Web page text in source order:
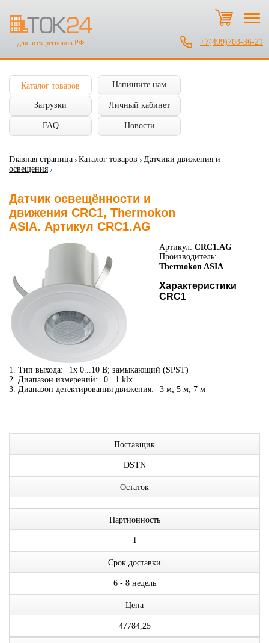
для всех регионов РФ +7(499)703-36-21
Каталог товаров Напишите нам
Загрузки Личный кабинет
FAQ Новости
Главная страница Каталог товаров
Датчики движения и
освещения
Датчик освещённости и
движения CRC1, Thermokon
ASIA. Артикул CRC1.AG
Артикул: CRC1.AG
Производитель:
Thermokon ASIA
Характеристики
CRC1
1. Тип выхода:
1x 0...10 В; замыкающий (SPST)
2. Диапазон измерений:
0...1 klx
3. Диапазон детектирования движения:
3 м; 5 м; 7 м
Поставщик
DSTN
Остаток
Партионность
1
Срок доставки
6 - 8 недель
Цена
47784,25